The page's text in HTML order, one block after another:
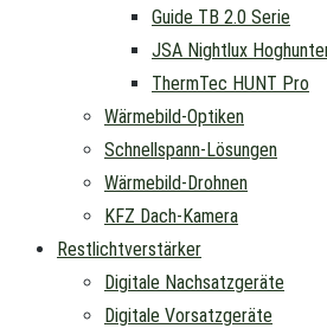
Guide TB 2.0 Serie
JSA Nightlux
ThermTec HUNT Pro
Wärmebild-Optiken
Schnellspann-Lösungen
Wärmebild-Drohnen
KFZ Dach-Kamera
Restlichtverstärker
Digitale Nachsatzgeräte
Digitale Vorsatzgeräte